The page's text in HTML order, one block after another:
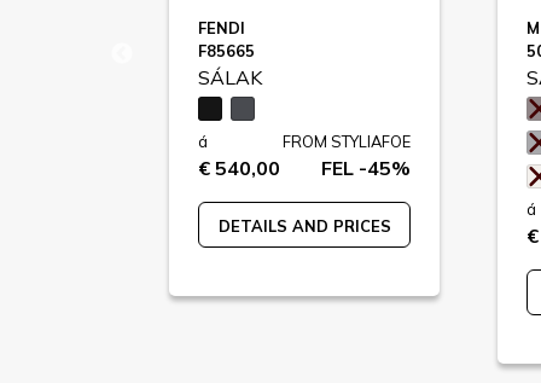
FENDI
F85665
SÁLAK
á
€ 540,00
FROM STYLIAFOE
FEL -45%
DETAILS AND PRICES
á